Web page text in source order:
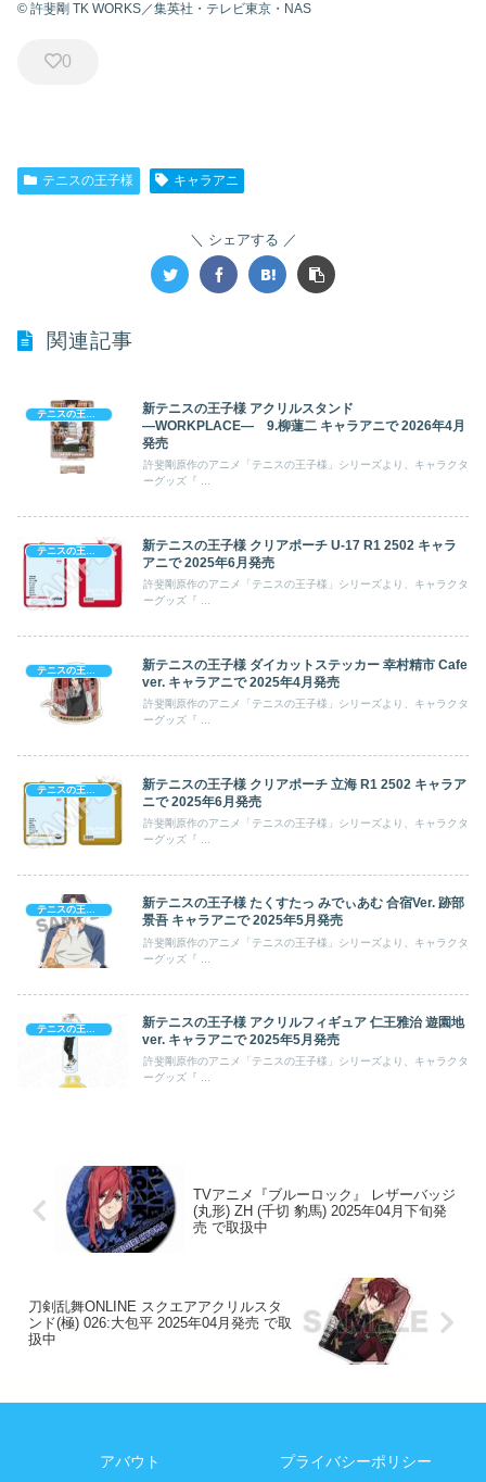
© 許斐剛 TK WORKS／集英社・テレビ東京・NAS
0
テニスの王子様 キャラアニ
シェアする
関連記事
テニスの王子様
新テニスの王子様 アクリルスタンド
―WORKPLACE― 9.柳蓮二 キャラアニで 2026年4月
発売
許斐剛原作のアニメ「テニスの王子様」シリーズより、キャラクタ
テニスの王子様
新テニスの王子様 クリアポーチ U‐17 R1 2502 キャラ
アニで 2025年6月発売
許斐剛原作のアニメ「テニスの王子様」シリーズより、キャラクタ
新テニスの王子様 ダイカットステッカー 幸村精市 Cafe
ver. キャラアニで 2025年4月発売
許斐剛原作のアニメ「テニスの王子様」シリーズより、キャラクタ
新テニスの王子様 クリアポーチ 立海 R1 2502 キャラア
ニで 2025年6月発売
許斐剛原作のアニメ「テニスの王子様」シリーズより、キャラクタ
新テニスの王子様 たくすたっ みでぃあむ 合宿Ver. 跡部
景吾 キャラアニで 2025年5月発売
許斐剛原作のアニメ「テニスの王子様」シリーズより、キャラクタ
新テニスの王子様 アクリルフィギュア 仁王雅治 遊園地
ver. キャラアニで 2025年5月発売
許斐剛原作のアニメ「テニスの王子様」シリーズより、キャラクタ
ーグッズ『 ...
TVアニメ『ブルーロック』 レザーバッジ
(丸形) ZH (千切 豹馬) 2025年04月下旬発
売 で取扱中
刀剣乱舞ONLINE スクエアアクリルスタ
ンド(極) 026:大包平 2025年04月発売 で取
扱中
アバウト プライバシーポリシー